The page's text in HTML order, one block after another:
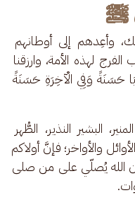
ﷺ
وأعِدهم إلى أوطانهم
لهذه الأمة، وارزقنا
حَسَنَةً وَفِي الْآخِرَةِ حَسَنَةً
البشير النذير، الطُّهر
والأواخر؛ فإنَّ أولاكم
الله يُصلّي على من صلى